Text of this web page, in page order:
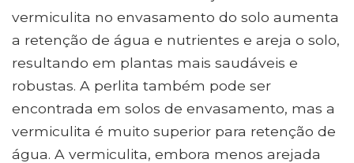
vermiculita no envasamento do solo aumenta
a retenção de água e nutrientes e areja o solo,
resultando em plantas mais saudáveis ​​e
robustas. A perlita também pode ser
encontrada em solos de envasamento, mas a
vermiculita é muito superior para retenção de
água. A vermiculita, embora menos arejada